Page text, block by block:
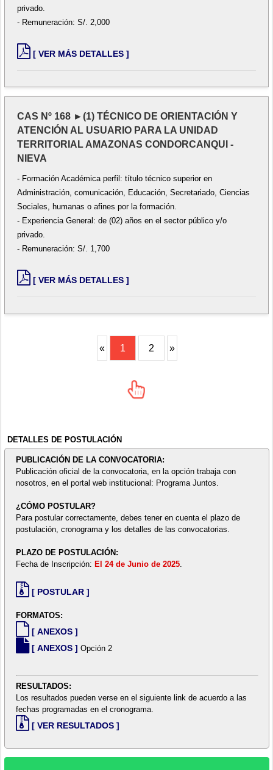
privado.
- Remuneración: S/. 2,000
[ VER MÁS DETALLES ]
CAS Nº 168 ►(1) TÉCNICO DE ORIENTACIÓN Y
ATENCIÓN AL USUARIO PARA LA UNIDAD
TERRITORIAL AMAZONAS CONDORCANQUI -
NIEVA
- Formación Académica perfil: título técnico superior en
Administración, comunicación, Educación, Secretariado, Ciencias
Sociales, humanas o afines por la formación.
- Experiencia General: de (02) años en el sector público y/o
privado.
- Remuneración: S/. 1,700
[ VER MÁS DETALLES ]
« 1 2 »
DETALLES DE POSTULACIÓN
PUBLICACIÓN DE LA CONVOCATORIA:
Publicación oficial de la convocatoria, en la opción trabaja con
nosotros, en el portal web institucional: Programa Juntos.
¿CÓMO POSTULAR?
Para postular correctamente, debes tener en cuenta el plazo de
postulación, cronograma y los detalles de las convocatorias.
PLAZO DE POSTULACIÓN:
Fecha de Inscripción: El 24 de Junio de 2025.
[ POSTULAR ]
FORMATOS:
[ ANEXOS ]
[ ANEXOS ] Opción 2
RESULTADOS:
Los resultados pueden verse en el siguiente link de acuerdo a las
fechas programadas en el cronograma.
[ VER RESULTADOS ]